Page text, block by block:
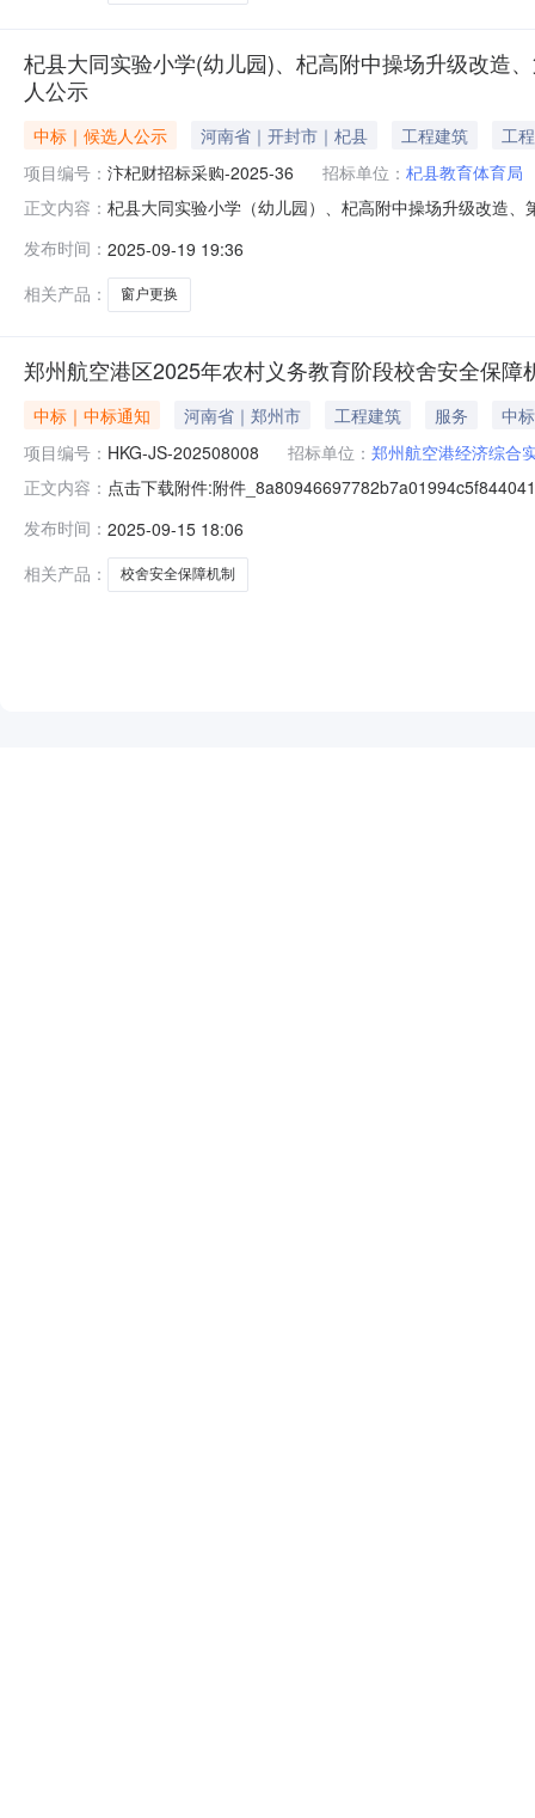
杞县大同实验小学(幼儿园)、杞高附中操场升级改造
人公示
中标｜候选人公示 河南省｜开封市｜杞县 工程建筑
工程
项目编号： 汴杞财招标采购-2025-36 招标单位： 杞县教育体育局
正文内容： 杞县大同实验小学（幼儿园）、杞高附中操场升级改造
目第一标段、第二标段、第三标段（二次）进行公开招
发布时间： 2025-09-19 19:36
相关产品：
窗户更换
郑州航空港区2025年农村义务教育阶段校舍安全保障
中标｜中标通知 河南省｜郑州市 工程建筑 服务
中
项目编号： HKG-JS-202508008 招标单位： 郑州航空港经济综合
正文内容： 点击下载附件:附件
校内共3个项目，具体划分详见第八章技术标准及要求：
发布时间： 2025-09-15 18:06
相关产品：
校舍安全保障机制